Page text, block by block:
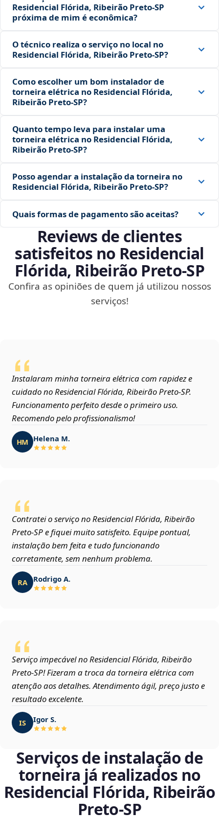
Residencial Flórida, Ribeirão Preto‑SP
próxima de mim é econômica?
O técnico realiza o serviço no local no
Residencial Flórida, Ribeirão Preto‑SP?
Como escolher um bom instalador de
torneira elétrica no Residencial Flórida,
Ribeirão Preto‑SP?
Quanto tempo leva para instalar uma
torneira elétrica no Residencial Flórida,
Ribeirão Preto‑SP?
Posso agendar a instalação da torneira no
Residencial Flórida, Ribeirão Preto‑SP?
Quais formas de pagamento são aceitas?
Reviews de clientes
satisfeitos no Residencial
Flórida, Ribeirão Preto‑SP
Confira as opiniões de quem já utilizou nossos
serviços!
Instalaram minha torneira elétrica com rapidez e
cuidado no Residencial Flórida, Ribeirão Preto‑SP.
Funcionamento perfeito desde o primeiro uso.
Recomendo pelo profissionalismo!
HM Helena M.
Contratei o serviço no Residencial Flórida, Ribeirão
Preto‑SP e fiquei muito satisfeito. Equipe pontual,
instalação bem feita e tudo funcionando
corretamente, sem nenhum problema.
RA Rodrigo A.
Serviço impecável no Residencial Flórida, Ribeirão
Preto‑SP! Fizeram a troca da torneira elétrica com
atenção aos detalhes. Atendimento ágil, preço justo e
resultado excelente.
IS Igor S.
Serviços de instalação de
torneira já realizados no
Residencial Flórida, Ribeirão
Preto‑SP